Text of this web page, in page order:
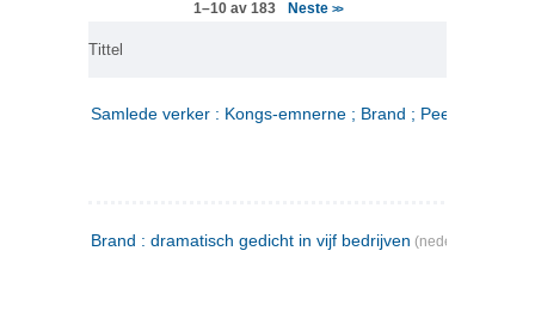
1–10 av 183 Neste >>
Tittel
Samlede verker : Kongs-emnerne ; Brand ; Peer Gynt. 2
Brand : dramatisch gedicht in vijf bedrijven (nederlandsk)